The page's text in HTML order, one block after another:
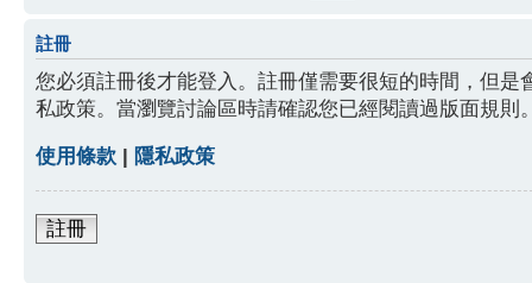
註冊
您必須註冊後才能登入。註冊僅需要很短的時間，但
私政策。當瀏覽討論區時請確認您已經閱讀過版面規則
使用條款 | 隱私政策
註冊